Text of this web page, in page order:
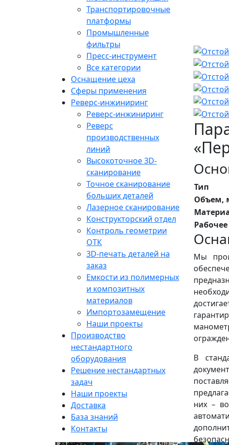
Транспортировочные
платформы
Промышленные
фильтры
Пресс-инструмент
Все категории
Оснащение цеха
Сферы применения
Реверс-инжиниринг
Реверс-инжиниринг
Реверс
производственных
линий
Высокоточное 3D-
сканирование
Точное сканирование
больших деталей
Лазерное сканирование
Конструкторский отдел
Контроль геометрии
ОТК
3D-печать деталей на
заказ
Емкости из полимерных
и композитных
материалов
Импортозамещение
Наши проекты
Производство
нестандартного
оборудования
Решение нестандартных
задач
Наши проекты
Доставка
База знаний
Контакты
Тип
Объем,
Мы
В
них –